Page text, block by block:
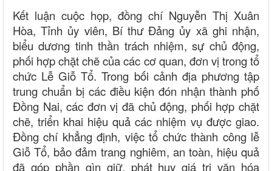
Kết luận cuộc họp, đồng chí Nguyễn Thị Xuân
Hòa, Tỉnh ủy viên, Bí thư Đảng ủy xã ghi nhận,
biểu dương tinh thần trách nhiệm, sự chủ động,
phối hợp chặt chẽ của các cơ quan, đơn vị trong tổ
chức Lễ Giỗ Tổ. Trong bối cảnh địa phương tập
trung chuẩn bị các điều kiện đón nhận thành phố
Đồng Nai, các đơn vị đã chủ động, phối hợp chặt
chẽ, triển khai hiệu quả các nhiệm vụ được giao.
Đồng chí khẳng định, việc tổ chức thành công lễ
Giỗ Tổ, bảo đảm trang nghiêm, an toàn, hiệu quả
đã góp phần gìn giữ, phát huy giá trị văn hóa